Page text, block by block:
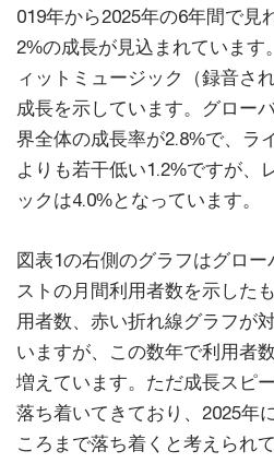
019年から2025年の6年間で見
2%の成長が見込まれています
ィットミュージック（録音さ
成長を示しています。グロー
界全体の成長率が2.8%で、ラ
よりも若干低い1.2%ですが、
ックは4.0%となっています。
図表1の右側のグラフはグロ
ストの月間利用者数を示した
用者数、赤い折れ線グラフが
いますが、この数年で利用者
増えています。ただ成長スピ
落ち着いてきており、2025年
ころまで落ち着くと考えられて